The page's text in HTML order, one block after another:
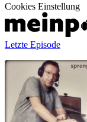
Cookies Einstellung
Letzte Episode